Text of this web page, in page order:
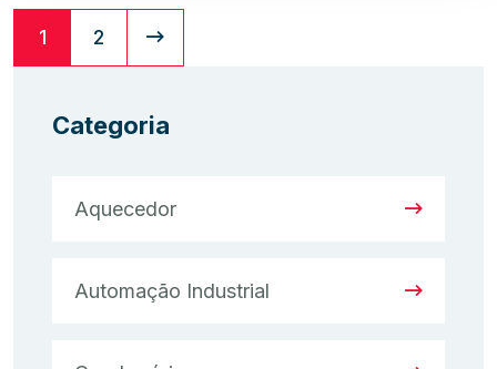
1 2
Categoria
Aquecedor
Automação Industrial